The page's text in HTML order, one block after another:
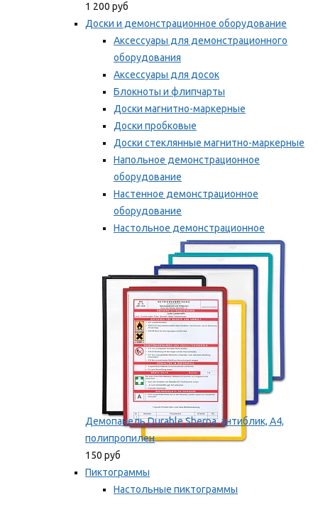
1 200 руб
Доски и демонстрационное оборудование
Аксессуары для демонстрационного
оборудования
Аксессуары для досок
Блокноты и флипчарты
Доски магнитно-маркерные
Доски пробковые
Доски стеклянные магнитно-маркерные
Напольное демонстрационное
оборудование
Настенное демонстрационное
оборудование
Настольное демонстрационное
оборудование
Мы рекомендуем
Демопанель Durable Sherpa, антиблик, А4,
полипропилен
150 руб
Пиктограммы
Настольные пиктограммы